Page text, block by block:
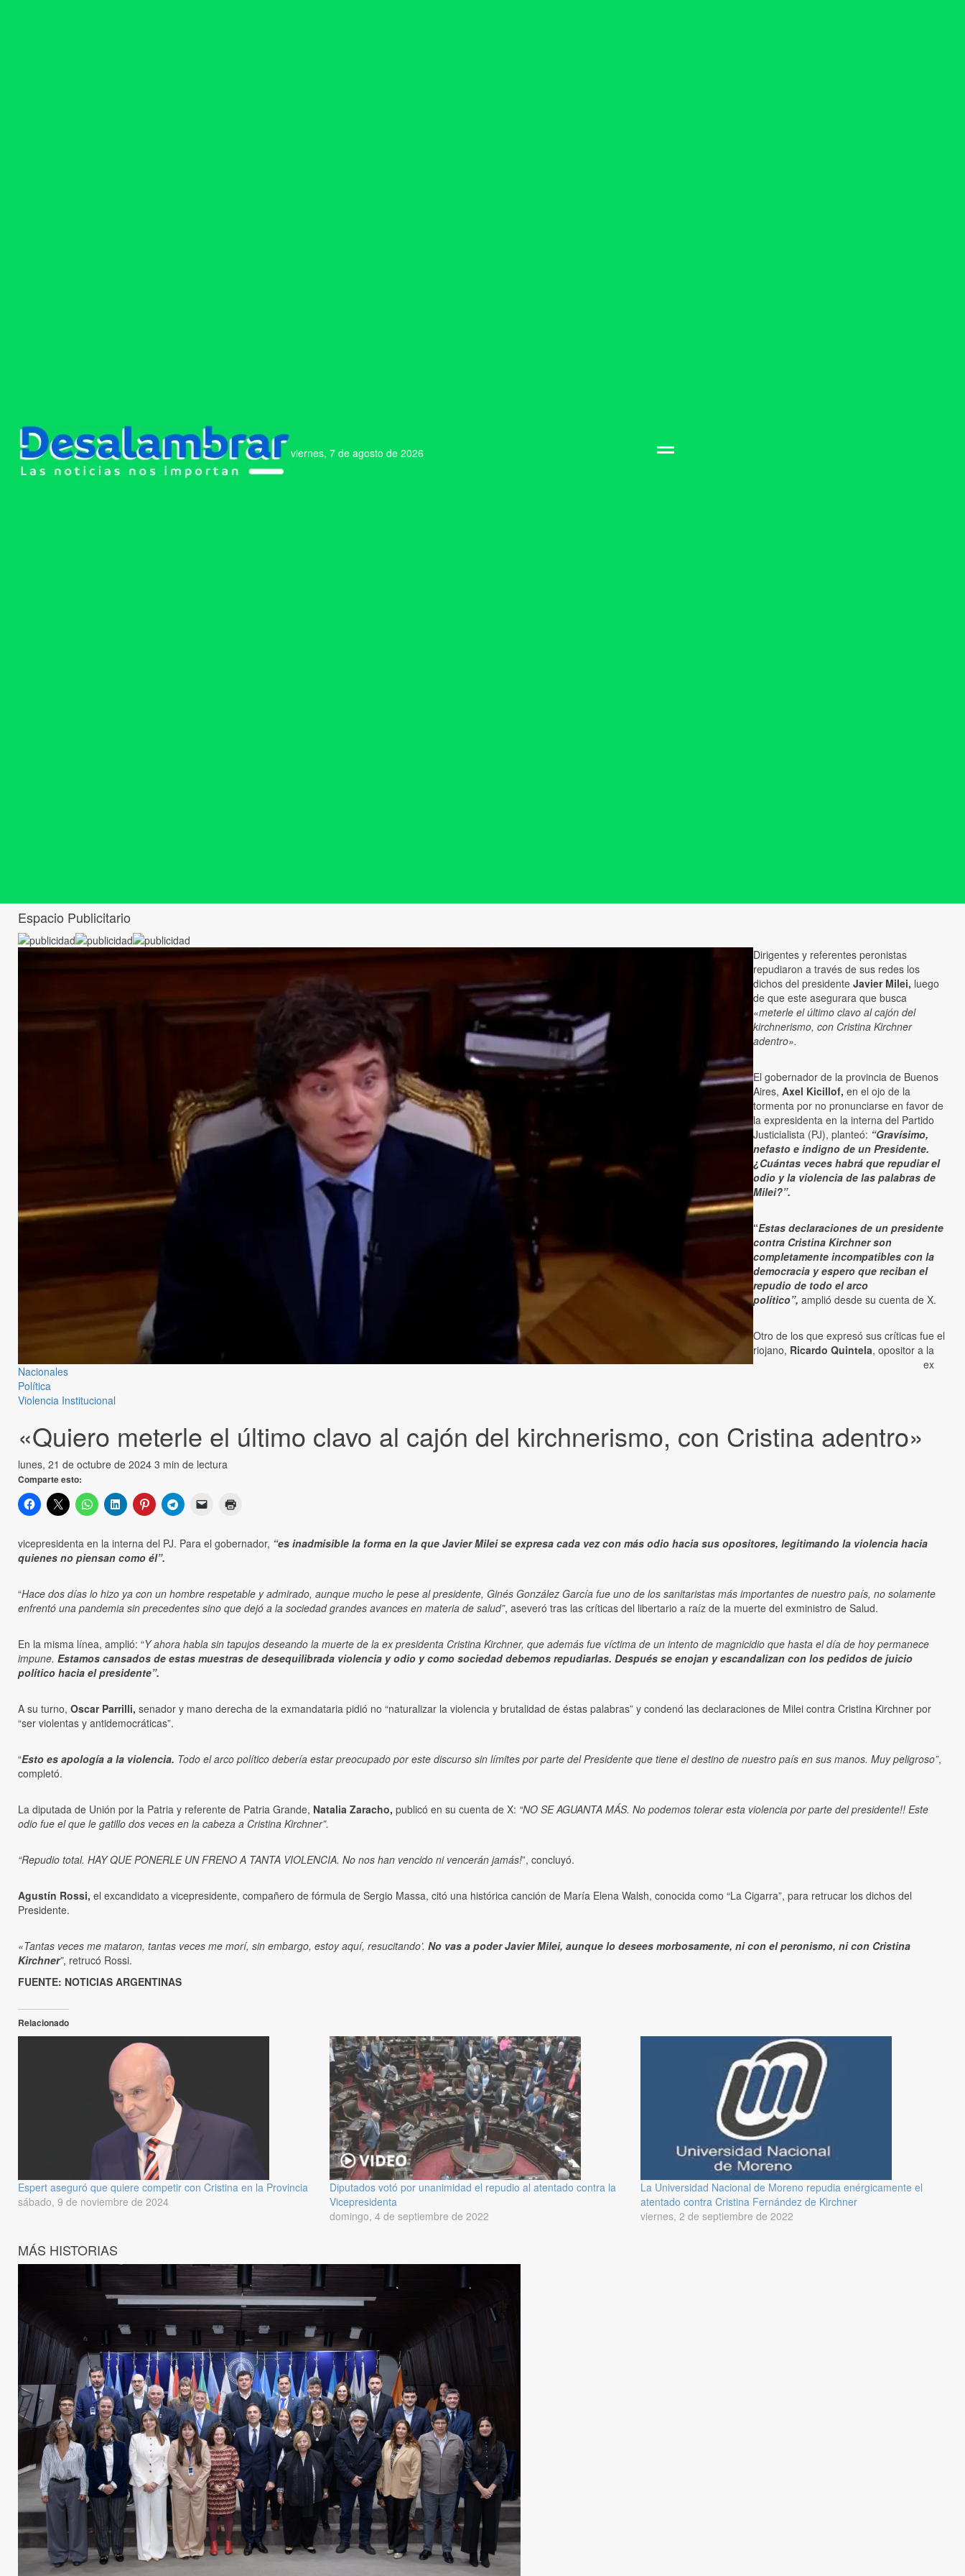
viernes, 7 de agosto de 2026
Espacio Publicitario
Nacionales
Política
Violencia Institucional
«Quiero meterle el último clavo al cajón del kirchnerismo, con Cristina adentro»
lunes, 21 de octubre de 2024 3 min de lectura
Comparte esto:
Dirigentes y referentes peronistas
repudiaron a través de sus redes los
dichos del presidente Javier Milei, luego
de que este asegurara que busca
«meterle el último clavo al cajón del
kirchnerismo, con Cristina Kirchner
adentro».
El gobernador de la provincia de Buenos
Aires, Axel Kicillof, en el ojo de la
tormenta por no pronunciarse en favor de
la expresidenta en la interna del Partido
Justicialista (PJ), planteó: “Gravísimo,
nefasto e indigno de un Presidente.
¿Cuántas veces habrá que repudiar el
odio y la violencia de las palabras de
Milei?”.
“Estas declaraciones de un presidente
contra Cristina Kirchner son
completamente incompatibles con la
democracia y espero que reciban el
repudio de todo el arco
político”, amplió desde su cuenta de X.
Otro de los que expresó sus críticas fue el
riojano, Ricardo Quintela, opositor a la
ex
vicepresidenta en la interna del PJ. Para el gobernador, “es inadmisible la forma en la que Javier Milei se expresa cada vez con más odio hacia sus opositores, legitimando la violencia hacia
quienes no piensan como él”.
“Hace dos días lo hizo ya con un hombre respetable y admirado, aunque mucho le pese al presidente, Ginés González García fue uno de los sanitaristas más importantes de nuestro país, no solamente
enfrentó una pandemia sin precedentes sino que dejó a la sociedad grandes avances en materia de salud”, aseveró tras las críticas del libertario a raíz de la muerte del exministro de Salud.
En la misma línea, amplió: “Y ahora habla sin tapujos deseando la muerte de la ex presidenta Cristina Kirchner, que además fue víctima de un intento de magnicidio que hasta el día de hoy permanece
impune. Estamos cansados de estas muestras de desequilibrada violencia y odio y como sociedad debemos repudiarlas. Después se enojan y escandalizan con los pedidos de juicio
político hacia el presidente”.
A su turno, Oscar Parrilli, senador y mano derecha de la exmandataria pidió no “naturalizar la violencia y brutalidad de éstas palabras” y condenó las declaraciones de Milei contra Cristina Kirchner por
“ser violentas y antidemocráticas”.
“Esto es apología a la violencia. Todo el arco político debería estar preocupado por este discurso sin límites por parte del Presidente que tiene el destino de nuestro país en sus manos. Muy peligroso”,
completó.
La diputada de Unión por la Patria y referente de Patria Grande, Natalia Zaracho, publicó en su cuenta de X: “NO SE AGUANTA MÁS. No podemos tolerar esta violencia por parte del presidente!! Este
odio fue el que le gatillo dos veces en la cabeza a Cristina Kirchner”.
“Repudio total. HAY QUE PONERLE UN FRENO A TANTA VIOLENCIA. No nos han vencido ni vencerán jamás!”, concluyó.
Agustín Rossi, el excandidato a vicepresidente, compañero de fórmula de Sergio Massa, citó una histórica canción de María Elena Walsh, conocida como “La Cigarra”, para retrucar los dichos del
Presidente.
«Tantas veces me mataron, tantas veces me morí, sin embargo, estoy aquí, resucitando’. No vas a poder ⁦Javier Milei, aunque lo desees morbosamente, ni con el peronismo, ni con ⁦Cristina
Kirchner”, retrucó Rossi.
FUENTE: NOTICIAS ARGENTINAS
Relacionado
Espert aseguró que quiere competir con Cristina en la Provincia
sábado, 9 de noviembre de 2024
Diputados votó por unanimidad el repudio al atentado contra la
Vicepresidenta
domingo, 4 de septiembre de 2022
La Universidad Nacional de Moreno repudia enérgicamente el
atentado contra Cristina Fernández de Kirchner
viernes, 2 de septiembre de 2022
MÁS HISTORIAS